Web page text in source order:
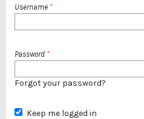
Username *
Password *
Forgot your password?
Keep me logged in